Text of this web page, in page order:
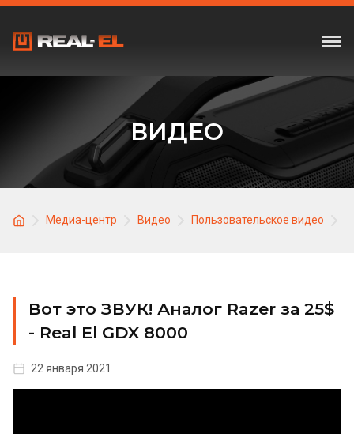
ВИДЕО
Медиа-центр Видео Пользовательское видео
Вот это ЗВУК! Аналог Razer за 25$
- Real El GDX 8000
22 января 2021